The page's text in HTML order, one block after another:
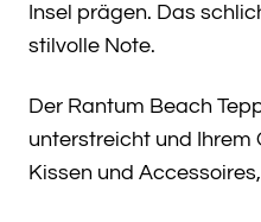
Insel prägen. Das
stilvolle Note.
Der Rantum Beach
unterstreicht und Ihrem
Kissen und